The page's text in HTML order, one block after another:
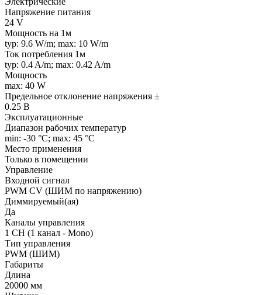
Напряжение питания
24 V
Мощность на 1м
typ: 9.6 W/m; max: 10 W/m
Ток потребления 1м
typ: 0.4 A/m; max: 0.42 A/m
Мощность
max: 40 W
Предельное отклонение напряжения ±
0.25 В
Эксплуатационные
Диапазон рабочих температур
min: -30 °C; max: 45 °C
Место применения
Только в помещении
Управление
Входной сигнал
PWM СV (ШИМ по напряжению)
Диммируемый(ая)
Да
Каналы управления
1 CH (1 канал - Mono)
Тип управления
PWM (ШИМ)
Габариты
Длина
20000 мм